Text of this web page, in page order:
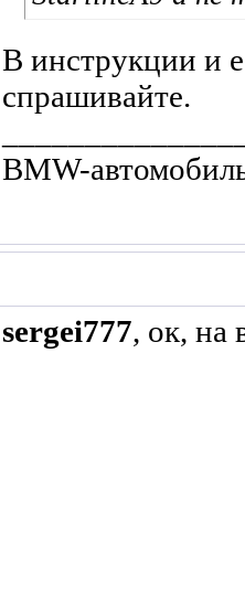
В инструкции и
спрашивайте.
BMW-
sergei777, ок, на